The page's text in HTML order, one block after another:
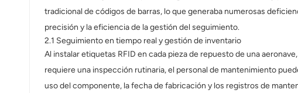
Tiếng Việt
Indonesia
tradicional de códigos de barras, lo que generaba numerosas
precisión y la eficiencia de la gestión del seguimiento.
2.1 Seguimiento en tiempo real y gestión de inventario
Al instalar etiquetas RFID en cada pieza de repuesto de una
requiere una inspección rutinaria, el personal de mantenimiento
uso del componente, la fecha de fabricación y los registros de